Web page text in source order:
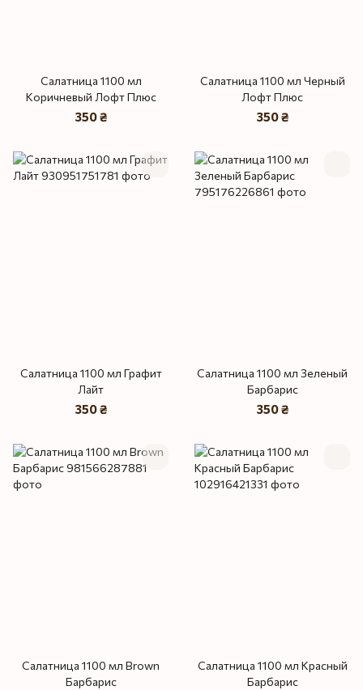
Салатница 1100 мл
Коричневый Лофт Плюс
350 ₴
Салатница 1100 мл Черный
Лофт Плюс
350 ₴
Салатница 1100 мл Графит
Лайт
350 ₴
Салатница 1100 мл Зеленый
Барбарис
350 ₴
Салатница 1100 мл Brown
Барбарис
Салатница 1100 мл Красный
Барбарис